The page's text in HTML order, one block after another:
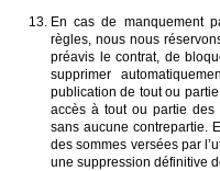
En cas de manquement
règles, nous nous
préavis le contrat, de
supprimer
publication de tout ou
accès à tout ou partie des
sans aucune contrepartie.
des sommes versées par
une suppression définitive